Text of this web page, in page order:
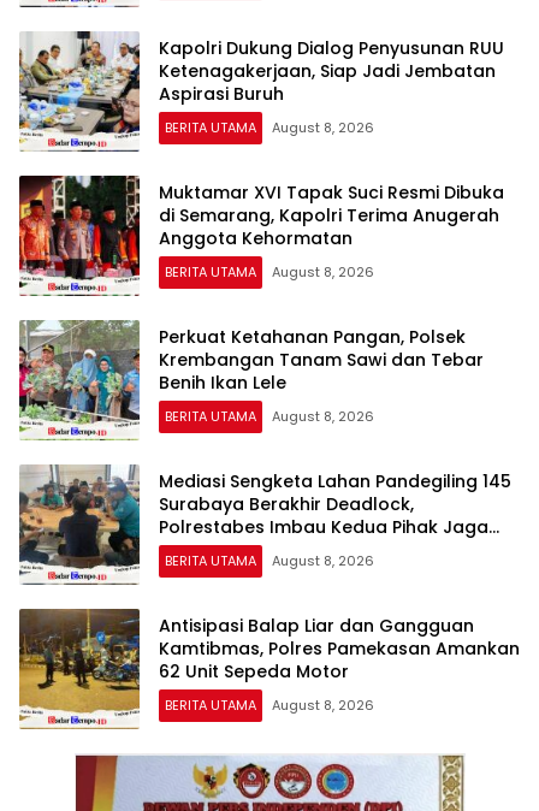
Kapolri Dukung Dialog Penyusunan RUU
Ketenagakerjaan, Siap Jadi Jembatan
Aspirasi Buruh
BERITA UTAMA August 8, 2026
Muktamar XVI Tapak Suci Resmi Dibuka
di Semarang, Kapolri Terima Anugerah
Anggota Kehormatan
BERITA UTAMA August 8, 2026
Perkuat Ketahanan Pangan, Polsek
Krembangan Tanam Sawi dan Tebar
Benih Ikan Lele
BERITA UTAMA August 8, 2026
Mediasi Sengketa Lahan Pandegiling 145
Surabaya Berakhir Deadlock,
Polrestabes Imbau Kedua Pihak Jaga
Kamtibmas
BERITA UTAMA August 8, 2026
Antisipasi Balap Liar dan Gangguan
Kamtibmas, Polres Pamekasan Amankan
62 Unit Sepeda Motor
BERITA UTAMA August 8, 2026